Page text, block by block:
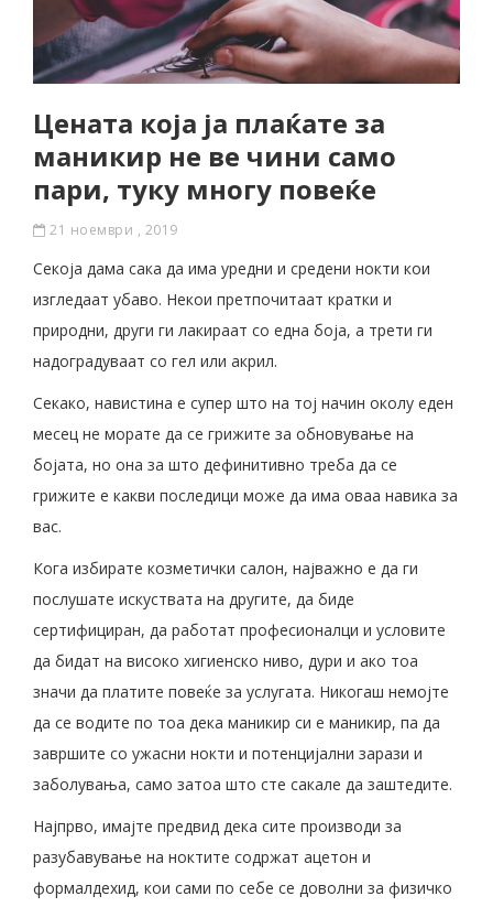
Цената која ја плаќате за
маникир не ве чини само
пари, туку многу повеќе
21 ноември , 2019
Секоја дама сака да има уредни и средени нокти кои
изгледаат убаво. Некои претпочитаат кратки и
природни, други ги лакираат со една боја, а трети ги
надоградуваат со гел или акрил.
Секако, навистина е супер што на тој начин околу еден
месец не морате да се грижите за обновување на
бојата, но она за што дефинитивно треба да се
грижите е какви последици може да има оваа навика за
вас.
Кога избирате козметички салон, најважно е да ги
послушате искуствата на другите, да биде
сертифициран, да работат професионалци и условите
да бидат на високо хигиенско ниво, дури и ако тоа
значи да платите повеќе за услугата. Никогаш немојте
да се водите по тоа дека маникир си е маникир, па да
завршите со ужасни нокти и потенцијални зарази и
заболувања, само затоа што сте сакале да заштедите.
Најпрво, имајте предвид дека сите производи за
разубавување на ноктите содржат ацетон и
формалдехид, кои сами по себе се доволни за физичко